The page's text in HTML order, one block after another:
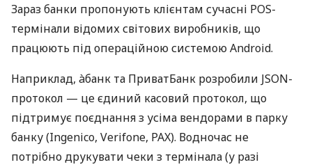
Зараз банки пропонують клієнтам сучасні POS-
термінали відомих світових виробників, що
працюють під операційною системою Android.
Наприклад, àбанк та ПриватБанк розробили JSON-
протокол — це єдиний касовий протокол, що
підтримує поєднання з усіма вендорами в парку
банку (Ingenico, Verifone, PAX). Водночас не
потрібно друкувати чеки з термінала (у разі